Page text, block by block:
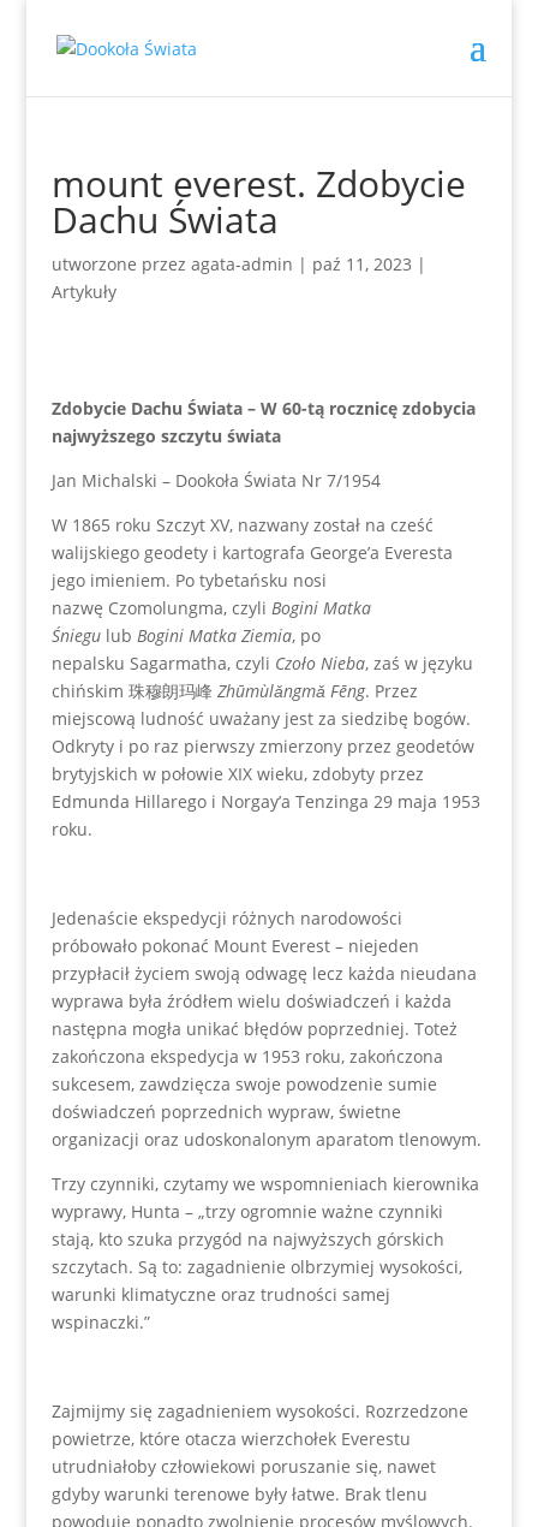
mount everest. Zdobycie
Dachu Świata
utworzone przez agata-admin | paź 11, 2023 |
Artykuły
Zdobycie Dachu Świata – W 60-tą rocznicę zdobycia
najwyższego szczytu świata
Jan Michalski – Dookoła Świata Nr 7/1954
W 1865 roku Szczyt XV, nazwany został na cześć
walijskiego geodety i kartografa George’a Everesta
jego imieniem. Po tybetańsku nosi
nazwę Czomolungma, czyli Bogini Matka
Śniegulub Bogini Matka Ziemia, po
nepalsku Sagarmatha, czyli Czoło Nieba, zaś w języku
chińskim 珠穆朗玛峰 Zhūmùlǎngmǎ Fēng. Przez
miejscową ludność uważany jest za siedzibę bogów.
Odkryty i po raz pierwszy zmierzony przez geodetów
brytyjskich w połowie XIX wieku, zdobyty przez
Edmunda Hillarego i Norgay’a Tenzinga 29 maja 1953
roku.
Jedenaście ekspedycji różnych narodowości
próbowało pokonać Mount Everest – niejeden
przypłacił życiem swoją odwagę lecz każda nieudana
wyprawa była źródłem wielu doświadczeń i każda
następna mogła unikać błędów poprzedniej. Toteż
zakończona ekspedycja w 1953 roku, zakończona
sukcesem, zawdzięcza swoje powodzenie sumie
doświadczeń poprzednich wypraw, świetne
organizacji oraz udoskonalonym aparatom tlenowym.
Trzy czynniki, czytamy we wspomnieniach kierownika
wyprawy, Hunta – „trzy ogromnie ważne czynniki
stają, kto szuka przygód na najwyższych górskich
szczytach. Są to: zagadnienie olbrzymiej wysokości,
warunki klimatyczne oraz trudności samej
wspinaczki.”
Zajmijmy się zagadnieniem wysokości. Rozrzedzone
powietrze, które otacza wierzchołek Everestu
utrudniałoby człowiekowi poruszanie się, nawet
gdyby warunki terenowe były łatwe. Brak tlenu
powoduje ponadto zwolnienie procesów myślowych.